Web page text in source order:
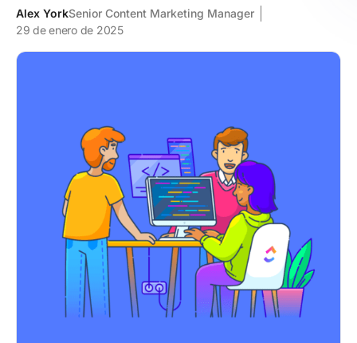
Alex YorkSenior Content Marketing Manager
29 de enero de 2025